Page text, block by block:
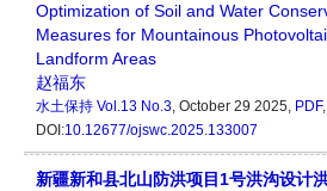
Optimization of Soil and Water
Measures for Mountainous
Landform Areas
赵福东
水土保持 Vol.13 No.3, October 29 2025, PDF,
DOI:10.12677/ojswc.2025.133007
新疆新和县北山防洪项目1号洪沟设计